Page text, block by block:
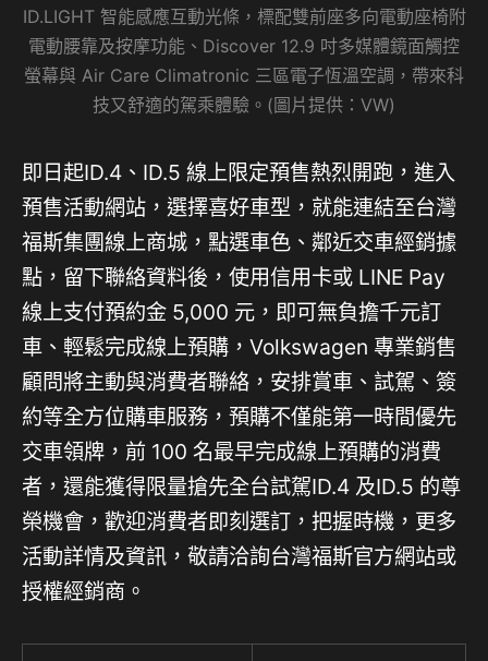
ID.LIGHT 智能感應互動光條，標配雙前座多向電動座椅附
電動腰靠及按摩功能、Discover 12.9 吋多媒體鏡面觸控
螢幕與 Air Care Climatronic 三區電子恆溫空調，帶來科
技又舒適的駕乘體驗。(圖片提供：VW)
即日起ID.4、ID.5 線上限定預售熱烈開跑，進入
預售活動網站，選擇喜好車型，就能連結至台灣
福斯集團線上商城，點選車色、鄰近交車經銷據
點，留下聯絡資料後，使用信用卡或 LINE Pay
線上支付預約金 5,000 元，即可無負擔千元訂
車、輕鬆完成線上預購，Volkswagen 專業銷售
顧問將主動與消費者聯絡，安排賞車、試駕、簽
約等全方位購車服務，預購不僅能第一時間優先
交車領牌，前 100 名最早完成線上預購的消費
者，還能獲得限量搶先全台試駕ID.4 及ID.5 的尊
榮機會，歡迎消費者即刻選訂，把握時機，更多
活動詳情及資訊，敬請洽詢台灣福斯官方網站或
授權經銷商。